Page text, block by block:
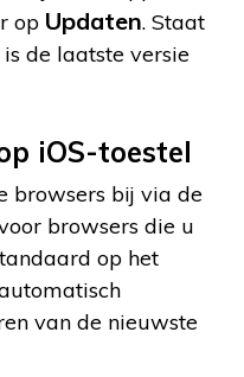
op Updaten. Staat
de laatste versie
iOS-toestel
browsers bij via de
browsers die u
op het
van de nieuwste